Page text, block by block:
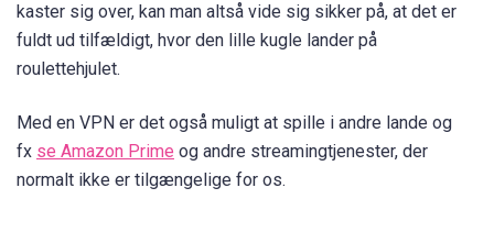
kaster sig over, kan man altså vide sig sikker på, at det er
fuldt ud tilfældigt, hvor den lille kugle lander på
roulettehjulet.
Med en VPN er det også muligt at spille i andre lande og
fx se Amazon Prime og andre streamingtjenester, der
normalt ikke er tilgængelige for os.